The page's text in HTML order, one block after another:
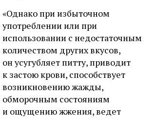
«Однако при избыточном
употреблении или при
использовании с недостаточным
количеством других вкусов,
он усугубляет питту, приводит
к застою крови, способствует
возникновению жажды,
обморочным состояниям
и ощущению жжения, ведет